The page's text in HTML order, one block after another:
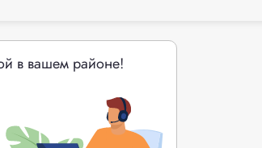
в вашем районе!